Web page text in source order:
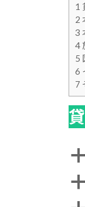
1
2
3
4
5
6
7